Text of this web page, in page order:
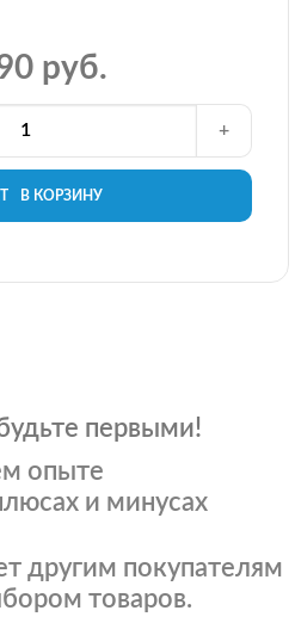
руб.
В КОРЗИНУ
+
первыми!
опыте
и минусах
другим покупателям
товаров.